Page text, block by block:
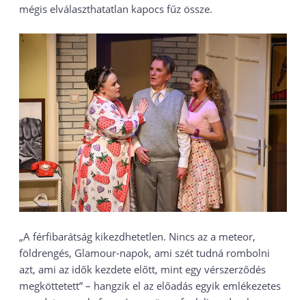
mégis elválaszthatatlan kapocs fűz össze.
„A férfibarátság kikezdhetetlen. Nincs az a meteor,
földrengés, Glamour-napok, ami szét tudná rombolni
azt, ami az idők kezdete előtt, mint egy vérszerződés
megköttetett” – hangzik el az előadás egyik emlékezetes